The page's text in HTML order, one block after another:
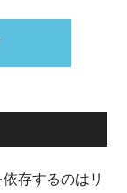
存するのはリ